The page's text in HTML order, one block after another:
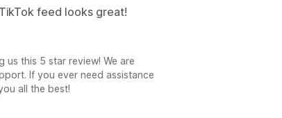
feed looks great!
this 5 star review! We are
If you ever need assistance
all the best!